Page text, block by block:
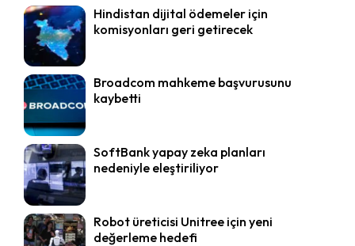
Hindistan dijital ödemeler için
komisyonları geri getirecek
Broadcom mahkeme başvurusunu
kaybetti
SoftBank yapay zeka planları
nedeniyle eleştiriliyor
Robot üreticisi Unitree için yeni
değerleme hedefi